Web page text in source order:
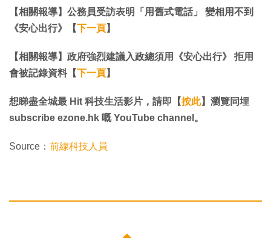
【相關報導】公務員受訪表明「用舊式電話」 變相用不到
《安心出行》【下一頁】
【相關報導】政府強烈建議入政總須用《安心出行》 拒用
會被記錄資料【下一頁】
想睇盡全城最 Hit 科技生活影片，請即【按此】瀏覽同埋
subscribe ezone.hk 嘅 YouTube channel。
Source： 前線科技人員